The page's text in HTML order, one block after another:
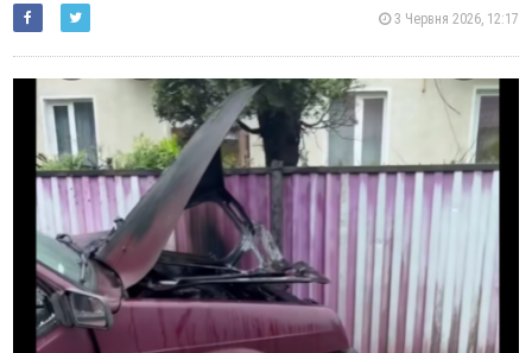
3 Червня 2026, 12:17